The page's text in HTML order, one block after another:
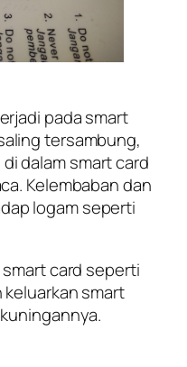
pada smart
tersambung,
dalam smart card
Kelembaban dan
logam seperti
card seperti
smart